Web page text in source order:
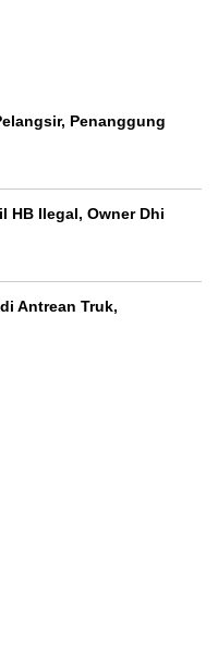
Penanggung
HB Ilegal, Owner Dhi
Antrean Truk,